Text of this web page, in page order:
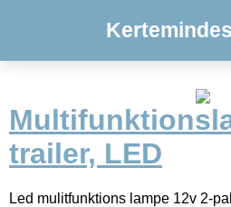
trailer, LED
Led mulitfunktions lampe 12v 2-